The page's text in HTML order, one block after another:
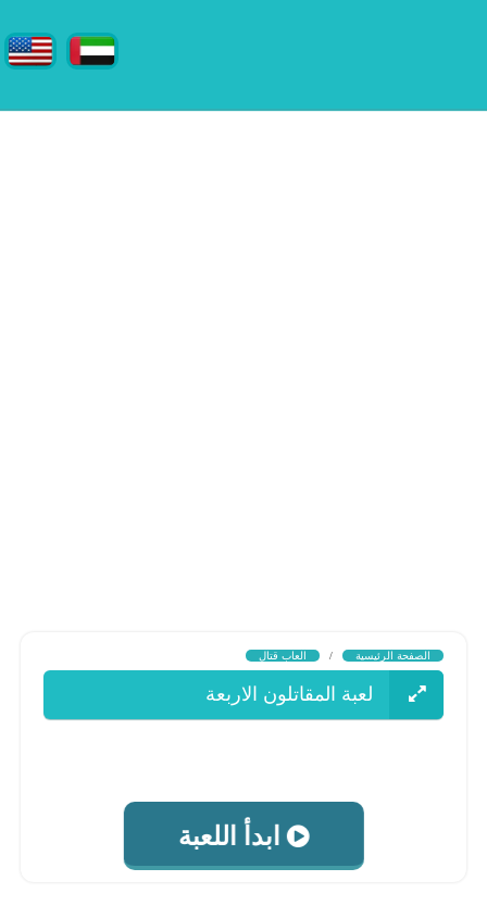
الصفحة الرئيسية / العاب قتال
لعبة المقاتلون الاربعة
ابدأ اللعبة